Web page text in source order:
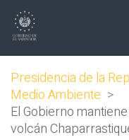
Presidencia de la
Medio Ambiente >
El Gobierno
volcán